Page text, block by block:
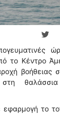
το Κέντρο
βοήθειας
το